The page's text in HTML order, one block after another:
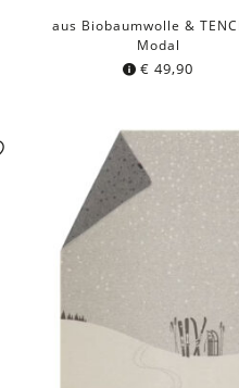
aus Biobaumwolle &
Modal
€ 49,90